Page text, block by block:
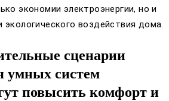
экономии электроэнергии, но и
воздействия дома.
сценарии
умных систем
повысить комфорт и